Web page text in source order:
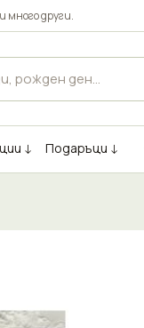
и много други.
↓ Подаръци ↓